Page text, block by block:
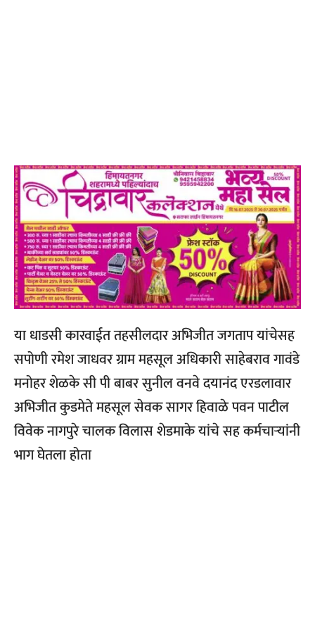
या धाडसी कारवाईत तहसीलदार अभिजीत जगताप यांचेसह
सपोणी रमेश जाधवर ग्राम महसूल अधिकारी साहेबराव गावंडे
मनोहर शेळके सी पी बाबर सुनील वनवे दयानंद एरडलावार
अभिजीत कुडमेते महसूल सेवक सागर हिवाळे पवन पाटील
विवेक नागपुरे चालक विलास शेडमाके यांचे सह कर्मचाऱ्यांनी
भाग घेतला होता